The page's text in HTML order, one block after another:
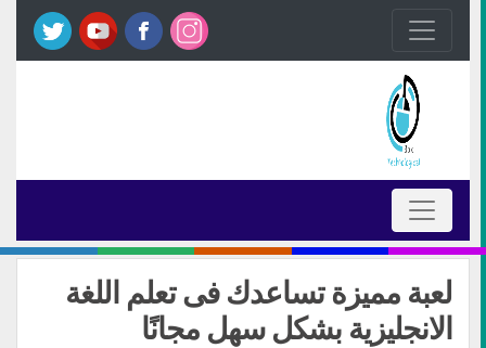
لعبة مميزة تساعدك فى تعلم اللغة
الانجليزية بشكل سهل مجانًا